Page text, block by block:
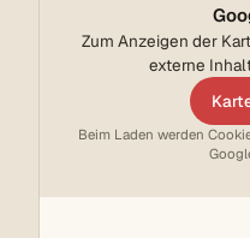
Zum Anzeigen der
externe
Beim Laden werden